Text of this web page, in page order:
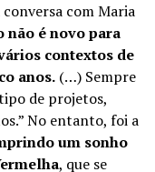
com Maria
é novo para
contextos de
anos. (…) Sempre
de projetos,
No entanto, foi a
um sonho
, que se